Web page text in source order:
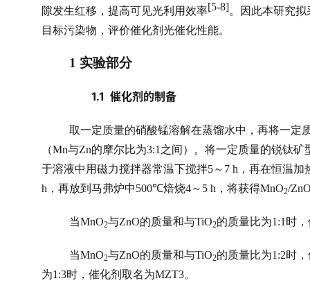
隙发生红移，提高可见光利用效率[5-8]。因此本研究
目标污染物，评价催化剂光催化性能。
1 实验部分
1.1 催化剂的制备
取一定质量的硝酸锰溶解在蒸馏水中，再将一定
（Mn与Zn的摩尔比为3:1 之间）。将一定质量的锐钛矿
于溶液中用磁力搅拌器常温下搅拌5～ 7 h ，再在恒温
h ，再放到马弗炉中500℃焙烧4～ 5 h ，将获得MnO2/
当MnO2与ZnO的质量和与TiO2的质量比为1:1 时
当MnO2与ZnO的质量和与TiO2的质量比为1:2时
为1:3时，催化剂取名为MZT3。